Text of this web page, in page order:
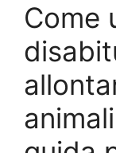
Come